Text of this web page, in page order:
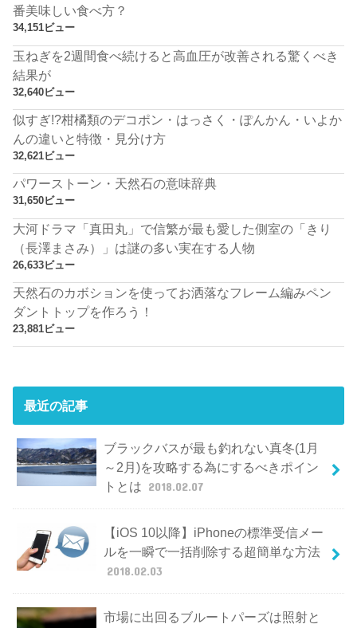
番美味しい食べ方？
34,151ビュー
玉ねぎを2週間食べ続けると高血圧が改善される驚くべき
結果が
32,640ビュー
似すぎ!?柑橘類のデコポン・はっさく・ぽんかん・いよか
んの違いと特徴・見分け方
32,621ビュー
パワーストーン・天然石の意味辞典
31,650ビュー
大河ドラマ「真田丸」で信繁が最も愛した側室の「きり
（長澤まさみ）」は謎の多い実在する人物
26,633ビュー
天然石のカボションを使ってお洒落なフレーム編みペン
ダントトップを作ろう！
23,881ビュー
最近の記事
ブラックバスが最も釣れない真冬(1月
～2月)を攻略する為にするべきポイン
トとは 2018.02.07
【iOS 10以降】iPhoneの標準受信メー
ルを一瞬で一括削除する超簡単な方法
2018.02.03
市場に出回るブルートパーズは照射と